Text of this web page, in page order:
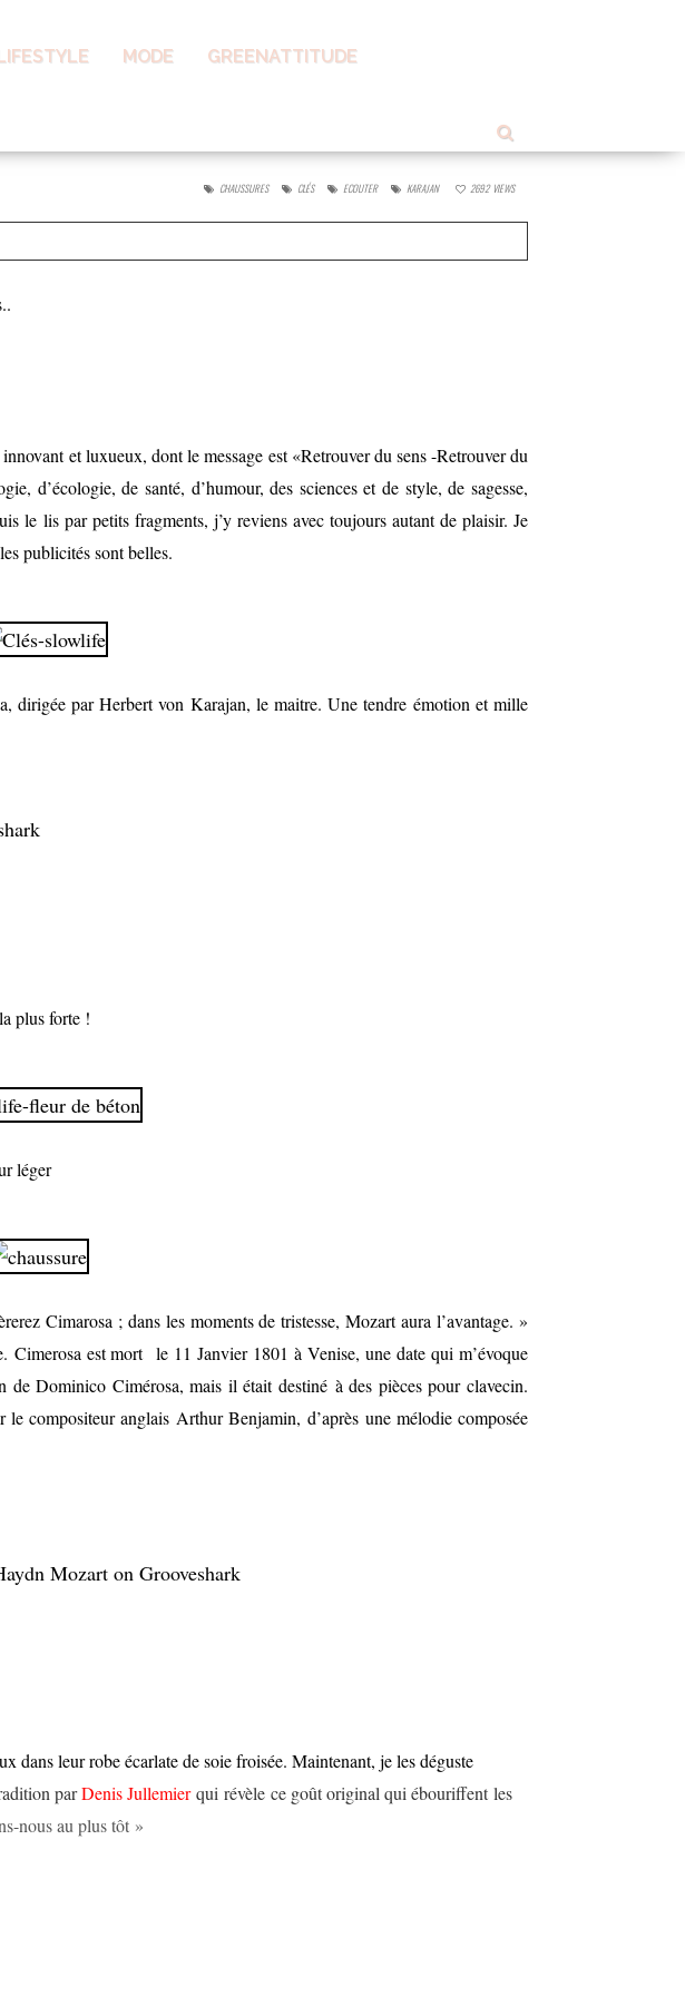
MODE
GREENATTITUDE
: slow life #2
CHAUSSURES CLÉS ECOUTER KARAJAN 2692 VIEWS
et luxueux, dont le message est «Retrouver du sens -Retrouver du
d’écologie, de santé, d’humour, des sciences et de style, de sagesse,
le lis par petits fragments, j’y reviens avec toujours autant de plaisir. Je
publicités sont belles.
dirigée par Herbert von Karajan, le maitre. Une tendre émotion et mille
plus forte !
et le coeur léger
Cimarosa ; dans les moments de tristesse, Mozart aura l’avantage. »
Cimerosa est mort le 11 Janvier 1801 à Venise, une date qui m’évoque
de Dominico Cimérosa, mais il était destiné à des pièces pour clavecin.
le compositeur anglais Arthur Benjamin, d’après une mélodie composée
Mozart on Grooveshark
dans leur robe écarlate de soie froisée. Maintenant, je les déguste
parDenis Jullemierqui révèle ce goût original qui ébouriffent les
nous au plus tôt »